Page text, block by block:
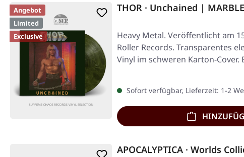
Angebot
Limited
Exclusive
THOR · Unchained |
Heavy Metal. Veröffentlicht am
Roller Records. Transparentes
Vinyl im schweren Karton-Cover.
Sofort verfügbar, Lieferzeit: 1-2
APOCALYPTICA · Worlds